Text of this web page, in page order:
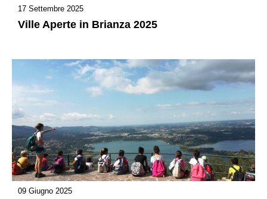
17 Settembre 2025
Ville Aperte in Brianza 2025
09 Giugno 2025